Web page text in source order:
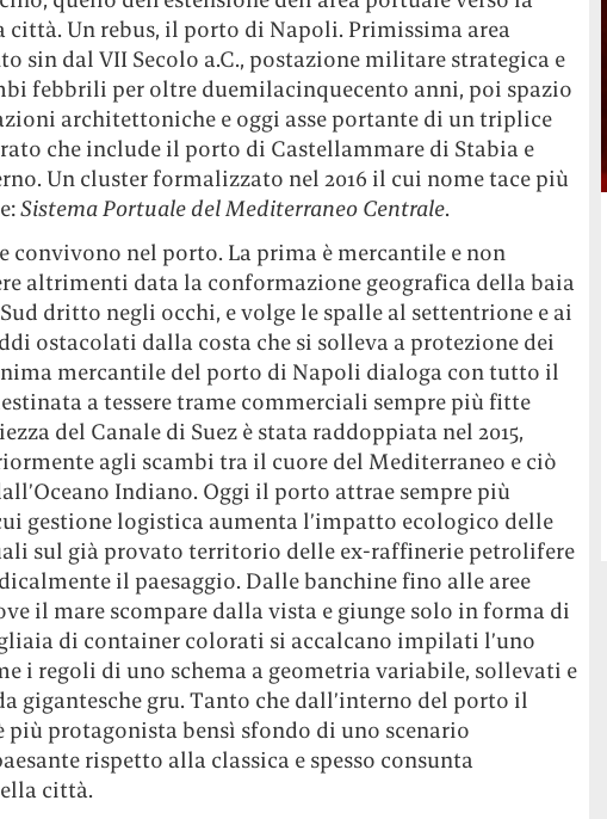
città. Un rebus, il porto di Napoli. Primissima area
sin dal VII Secolo a.C., postazione militare strategica e
febbrili per oltre duemilacinquecento anni, poi spazio
architettoniche e oggi asse portante di un triplice
che include il porto di Castellammare di Stabia e
Un cluster formalizzato nel 2016 il cui nome tace più
Sistema Portuale del Mediterraneo Centrale.
convivono nel porto. La prima è mercantile e non
altrimenti data la conformazione geografica della baia
dritto negli occhi, e volge le spalle al settentrione e ai
ostacolati dalla costa che si solleva a protezione dei
mercantile del porto di Napoli dialoga con tutto il
a tessere trame commerciali sempre più fitte
del Canale di Suez è stata raddoppiata nel 2015,
agli scambi tra il cuore del Mediterraneo e ciò
Indiano. Oggi il porto attrae sempre più
gestione logistica aumenta l’impatto ecologico delle
sul già provato territorio delle ex-raffinerie petrolifere
il paesaggio. Dalle banchine fino alle aree
il mare scompare dalla vista e giunge solo in forma di
di container colorati si accalcano impilati l’uno
i regoli di uno schema a geometria variabile, sollevati e
gigantesche gru. Tanto che dall’interno del porto il
più protagonista bensì sfondo di uno scenario
rispetto alla classica e spesso consunta
città.